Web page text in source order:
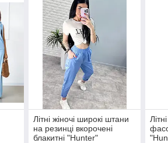
Літні жіночі широкі штани
на резинці вкорочені
блакитні "Hunter"